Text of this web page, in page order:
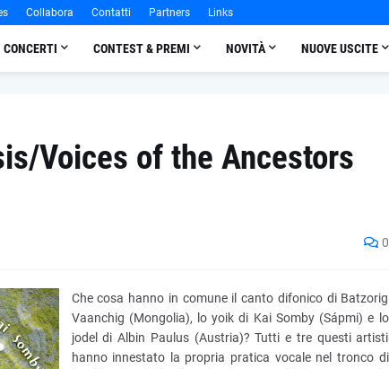
Collabora Contatti Partners Links
CONCERTI CONTEST & PREMI NOVITÀ NUOVE USCITE
Voices of the Ancestors
0
Che cosa hanno in comune il canto difonico di Batzorig
Vaanchig (Mongolia), lo yoik di Kai Somby (Sápmi) e lo
jodel di Albin Paulus (Austria)? Tutti e tre questi artisti
hanno innestato la propria pratica vocale nel tronco di